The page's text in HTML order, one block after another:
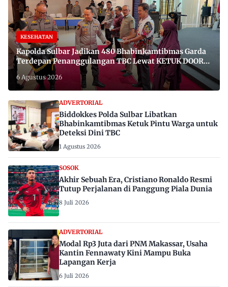
KESEHATAN
Kapolda Sulbar Jadikan 480 Bhabinkamtibmas Garda
Terdepan Penanggulangan TBC Lewat KETUK DOORS
di 650 Desa
6 Agustus 2026
ADVERTORIAL
Biddokkes Polda Sulbar Libatkan
Bhabinkamtibmas Ketuk Pintu Warga untuk
Deteksi Dini TBC
1 Agustus 2026
SOSOK
Akhir Sebuah Era, Cristiano Ronaldo Resmi
Tutup Perjalanan di Panggung Piala Dunia
8 Juli 2026
ADVERTORIAL
Modal Rp3 Juta dari PNM Makassar, Usaha
Kantin Fennawaty Kini Mampu Buka
Lapangan Kerja
6 Juli 2026